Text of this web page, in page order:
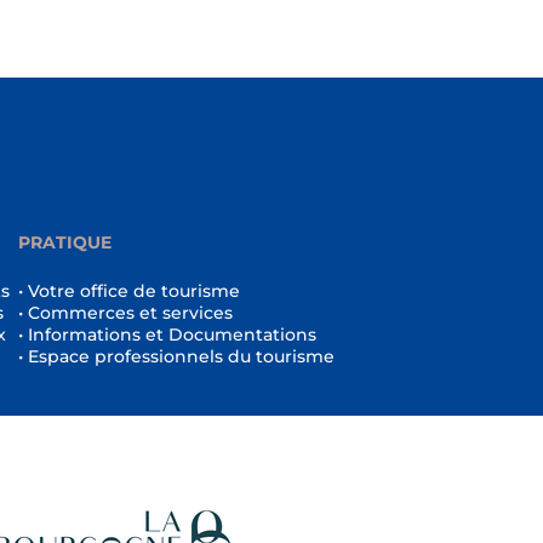
PRATIQUE
• Votre office de tourisme
• Commerces et services
• Informations et Documentations
• Espace professionnels du tourisme